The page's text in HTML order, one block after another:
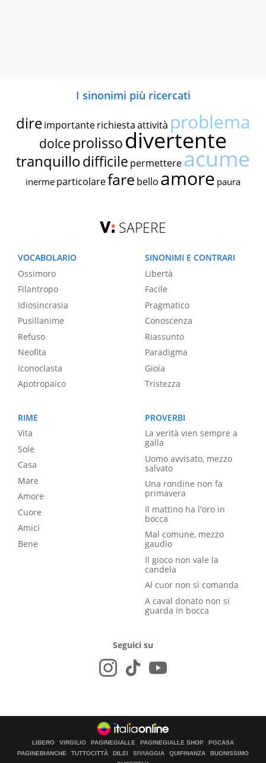
I sinonimi più ricercati
dire importante richiestaattività problema
dolce prolissodivertente
tranquillodifficile permettereacume
inerme particolarefare bello amore paura
SAPERE
VOCABOLARIO
Ossimoro
Filantropo
Idiosincrasia
Pusillanime
Refuso
Neofita
Iconoclasta
Apotropaico
SINONIMI E CONTRARI
Libertà
Facile
Pragmatico
Conoscenza
Riassunto
Paradigma
Gioia
Tristezza
RIME
Vita
Sole
Casa
Mare
Amore
Cuore
Amici
Bene
PROVERBI
La verità vien sempre a
galla
Uomo avvisato, mezzo
salvato
Una rondine non fa
primavera
Il mattino ha l'oro in
bocca
Mal comune, mezzo
gaudio
Il gioco non vale la
candela
Al cuor non si comanda
A caval donato non si
guarda in bocca
Seguici su
LIBERO VIRGILIO PAGINEGIALLE PAGINEGIALLE SHOP
PGCASA
PAGINEBIANCHE
TUTTOCITTÀ DILEI SIVIAGGIA QUIFINANZA
BUONISSIMO